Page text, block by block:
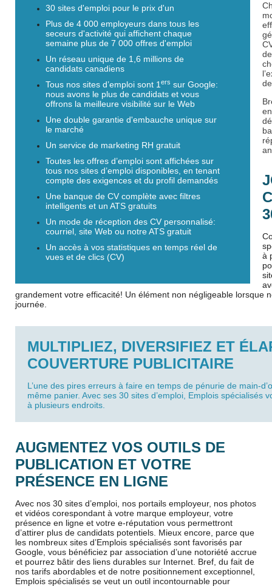
30 sites d'emploi pour le prix d'un
Plus de 4 000 employeurs dans tous les
seceurs d'activité qui affichent chaque
semaine plus de 7 000 offres d'emploi
Un réseau unique de 1,6 millions de
candidats canadiens
Tous nos sites d’emploi sont 1 ers sur Google:
nous avons le plus de candidats et vous
offrons la meilleure visibilité sur le Web
Une double garantie d'embauche unique sur
le marché
Un service de marketing RH gratuit
Toutes les offres d’emploi sont affichées sur
tous nos sites d’emploi disponibles, en tenant
compte des exigences et du profil demandés
Une banque de CV complète avec filtres
intelligents et un ATS gratuits
Un mode de réception des CV personnalisé:
courriel, site Web ou notre ATS gratuit
Un accès à vos statistiques en temps réel de
vues et de clics (CV)
à
grandement votre efficacité! Un élément non négligeable lorsque
journée.
MULTIPLIEZ, DIVERSIFIEZ ET
COUVERTURE PUBLICITAIRE
L’une des pires erreurs à faire en temps de pénurie de main-
même panier. Avec ses 30 sites d’emploi, Emplois spécialisés
à plusieurs endroits.
AUGMENTEZ VOS OUTILS DE
PUBLICATION ET VOTRE
PRÉSENCE EN LIGNE
Avec nos 30 sites d’emploi, nos portails employeur, nos photos
et vidéos corespondant à votre marque employeur, votre
présence en ligne et votre e-réputation vous permettront
d’attirer plus de candidats potentiels. Mieux encore, parce que
les nombreux sites d’Emplois spécialisés sont favorisés par
Google, vous bénéficiez par association d’une notoriété accrue
et pourrez bâtir des liens durables sur Internet. Bref, du fait de
nos tarifs abordables et de notre positionnement exceptionnel,
Emplois spécialisés se veut un outil incontournable pour